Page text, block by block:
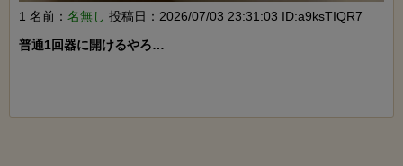
1 名前： 名無し 投稿日：2026/07/03 23:31:03 ID:a9ksTIQR7
普通1回器に開けるやろ…